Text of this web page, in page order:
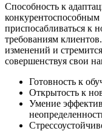
Способность к
приспосабливаться к
требованиям
изменений и
совершенствуя свои
Готовность к
Открытость к
Умение